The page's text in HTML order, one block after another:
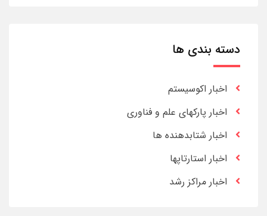
دسته بندی ها
اخبار اکوسیستم
اخبار پارکهای علم و فناوری
اخبار شتابدهنده ها
اخبار استارتاپها
اخبار مراکز رشد